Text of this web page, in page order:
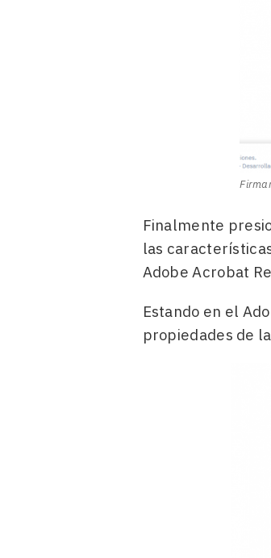
Finalmente
las
Adobe Acrobat
Estando en el
propiedades de